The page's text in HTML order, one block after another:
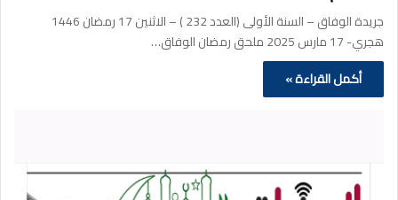
جريدة الوفاق – السنة الأولى (العدد 232 ) – الاثنين 17 رمضان 1446
هجري- 17 مارس 2025 ملحق رمضان الوفاق…
أكمل القراءة »